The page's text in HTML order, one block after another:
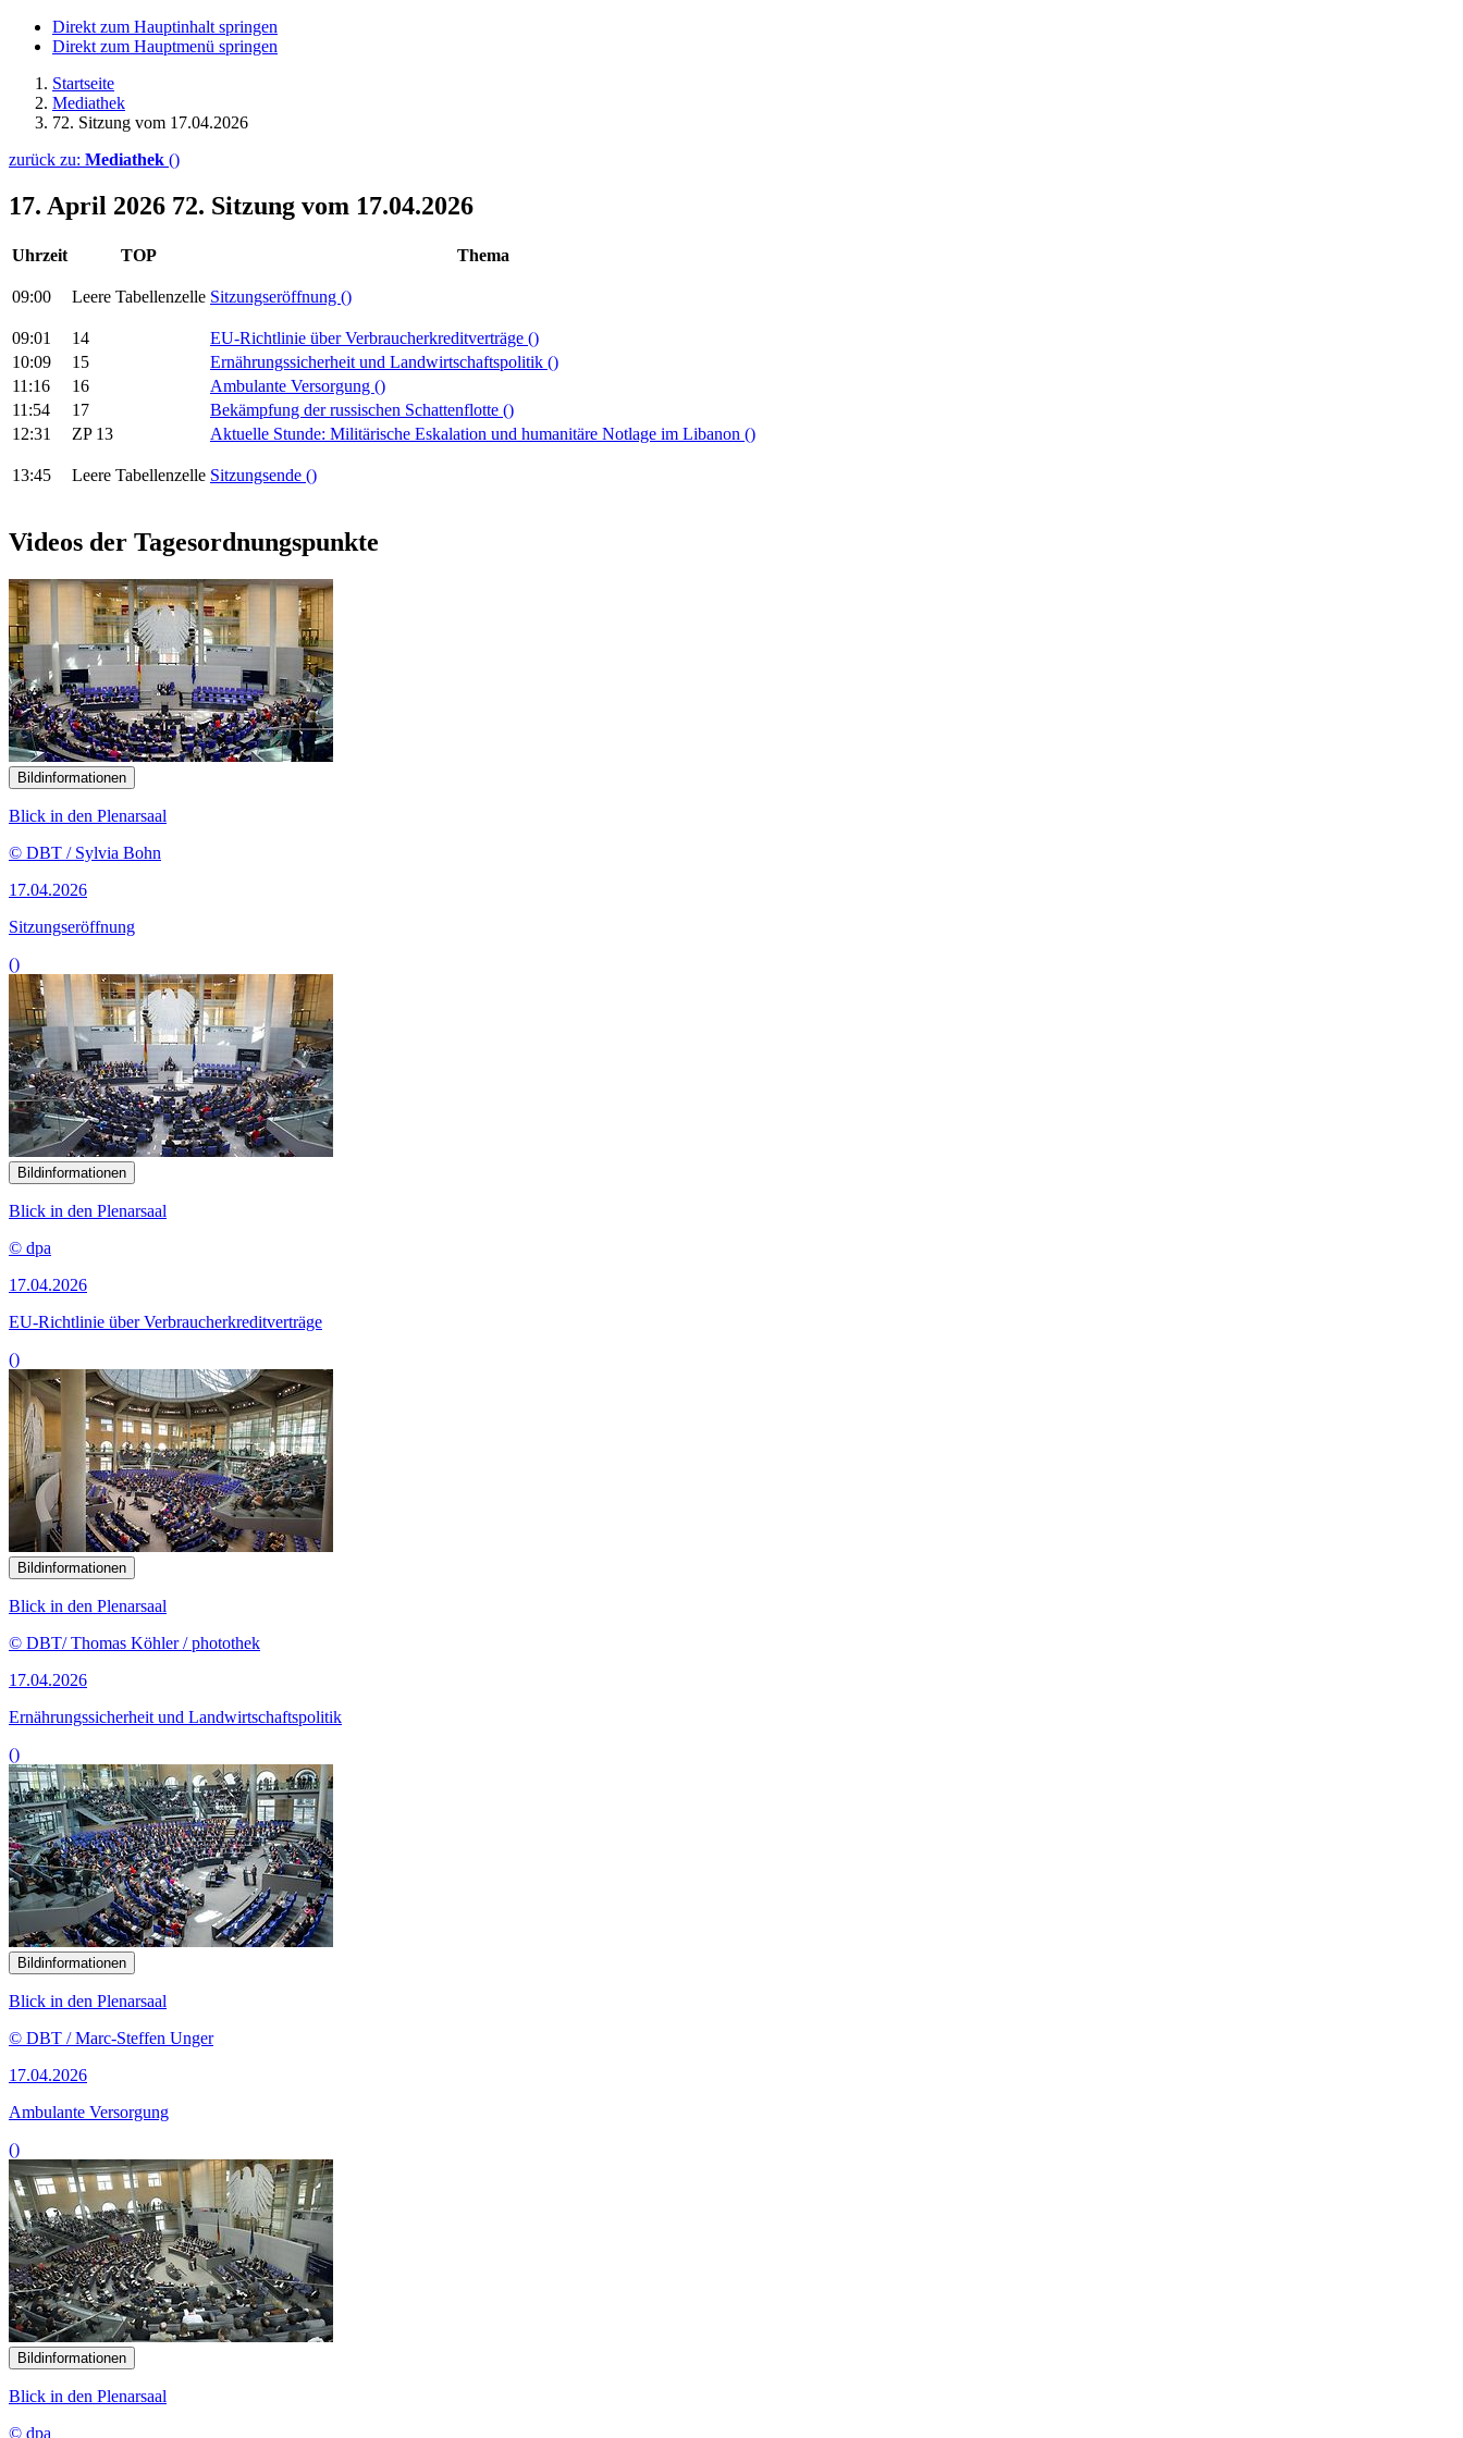
Direkt zum Hauptinhalt springen
Direkt zum Hauptmenü springen
Startseite
Mediathek
72. Sitzung vom 17.04.2026
zurück zu: Mediathek ()
17. April 2026 72. Sitzung vom 17.04.2026
Uhrzeit TOP Thema
09:00 Leere Tabellenzelle Sitzungseröffnung ()
09:01 14 EU-Richtlinie über Verbraucherkreditverträge ()
10:09
15 Ernährungssicherheit und Landwirtschaftspolitik ()
11:16
16 Ambulante Versorgung ()
11:54
17 Bekämpfung der russischen Schattenflotte ()
12:31
ZP 13 Aktuelle Stunde: Militärische Eskalation und humanitäre Notlage im Libanon ()
13:45 Leere Tabellenzelle Sitzungsende ()
Videos der Tagesordnungspunkte
Bildinformationen
Blick in den Plenarsaal
© DBT / Sylvia Bohn
17.04.2026
Sitzungseröffnung
()
Bildinformationen
Blick in den Plenarsaal
© dpa
17.04.2026
EU-Richtlinie über Verbraucherkreditverträge
()
Bildinformationen
Blick in den Plenarsaal
© DBT/ Thomas Köhler / photothek
17.04.2026
Ernährungssicherheit und Landwirtschaftspolitik
()
Bildinformationen
Blick in den Plenarsaal
© DBT / Marc-Steffen Unger
17.04.2026
Ambulante Versorgung
()
Bildinformationen
Blick in den Plenarsaal
© dpa